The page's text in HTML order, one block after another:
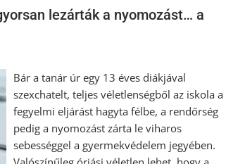
lezárták a nyomozást… a
Bár a tanár úr egy 13 éves diákjával
szexchatelt, teljes véletlenségből az iskola a
fegyelmi eljárást hagyta félbe, a rendőrség
pedig a nyomozást zárta le viharos
sebességgel a gyermekvédelem jegyében.